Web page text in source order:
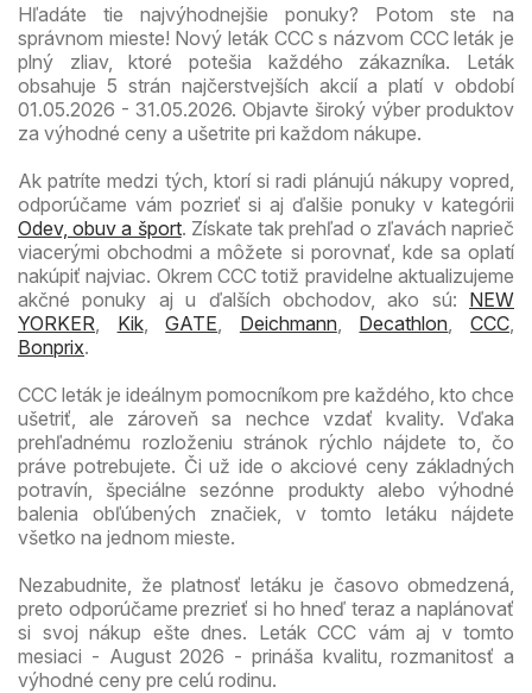
Hľadáte tie najvýhodnejšie ponuky? Potom ste na
správnom mieste! Nový leták CCC s názvom CCC leták je
plný zliav, ktoré potešia každého zákazníka. Leták
obsahuje 5 strán najčerstvejších akcií a platí v období
01.05.2026 - 31.05.2026. Objavte široký výber produktov
za výhodné ceny a ušetrite pri každom nákupe.
Ak patríte medzi tých, ktorí si radi plánujú nákupy vopred,
odporúčame vám pozrieť si aj ďalšie ponuky v kategórii
Odev, obuv a šport. Získate tak prehľad o zľavách naprieč
viacerými obchodmi a môžete si porovnať, kde sa oplatí
nakúpiť najviac. Okrem CCC totiž pravidelne aktualizujeme
akčné ponuky aj u ďalších obchodov, ako sú: NEW
YORKER
Kik,GATE Deichmann, Decathlon ,CCC
Bonprix.
CCC leták je ideálnym pomocníkom pre každého, kto chce
ušetriť, ale zároveň sa nechce vzdať kvality. Vďaka
prehľadnému rozloženiu stránok rýchlo nájdete to, čo
práve potrebujete. Či už ide o akciové ceny základných
potravín, špeciálne sezónne produkty alebo výhodné
balenia obľúbených značiek, v tomto letáku nájdete
všetko na jednom mieste.
Nezabudnite, že platnosť letáku je časovo obmedzená,
preto odporúčame prezrieť si ho hneď teraz a naplánovať
si svoj nákup ešte dnes. Leták CCC vám aj v tomto
mesiaci - August 2026 - prináša kvalitu, rozmanitosť a
výhodné ceny pre celú rodinu.